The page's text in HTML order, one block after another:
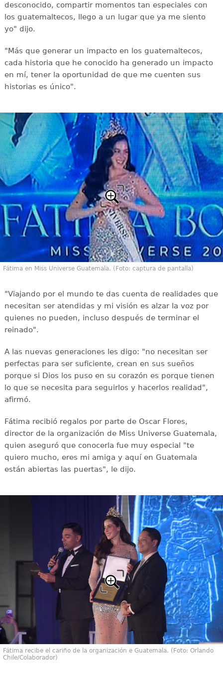
desconocido, compartir momentos tan especiales con
los guatemaltecos, llego a un lugar que ya me siento
yo" dijo.
"Más que generar un impacto en los guatemaltecos,
cada historia que he conocido ha generado un impacto
en mí, tener la oportunidad de que me cuenten sus
historias es único".
Fátima en Miss Universe Guatemala. (Foto: captura de pantalla)
"Viajando por el mundo te das cuenta de realidades que
necesitan ser atendidas y mi visión es alzar la voz por
quienes no pueden, incluso después de terminar el
reinado".
A las nuevas generaciones les digo: "no necesitan ser
perfectas para ser suficiente, crean en sus sueños
porque si Dios los puso en su corazón es porque tienen
lo que se necesita para seguirlos y hacerlos realidad",
afirmó.
Fátima recibió regalos por parte de Oscar Flores,
director de la organización de Miss Universe Guatemala,
quien aseguró que conocerla fue muy especial "te
quiero mucho, eres mi amiga y aquí en Guatemala
están abiertas las puertas", le dijo.
Fátima recibe el cariño de la organización e Guatemala. (Foto: Orlando
Chile/Colaborador)